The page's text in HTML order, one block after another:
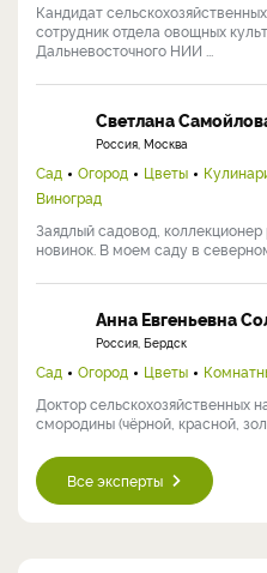
Кандидат
сотрудник отдела овощных
Дальневосточного НИИ ...
Светлана
Россия, Москва
Сад Огород Цветы
Виноград
Заядлый садовод,
новинок. В моем саду в
Анна Евгеньевна
Россия, Бердск
Сад Огород Цветы
Доктор сельскохозяйственных
смородины (чёрной, красной,
Все эксперты